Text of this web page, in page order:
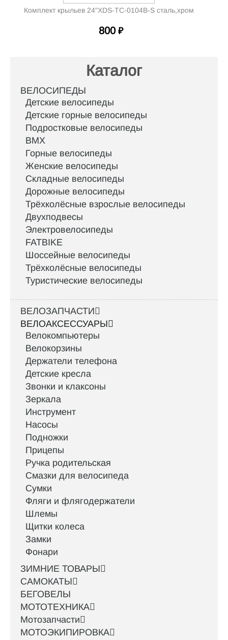
Комплект крыльев 24"XDS-TC-0104B-S сталь,хром
800 ₽
Каталог
ВЕЛОСИПЕДЫ
Детские велосипеды
Детские горные велосипеды
Подростковые велосипеды
BMX
Горные велосипеды
Женские велосипеды
Складные велосипеды
Дорожные велосипеды
Трёхколёсные взрослые велосипеды
Двухподвесы
Электровелосипеды
FATBIKE
Шоссейные велосипеды
Трёхколёсные велосипеды
Туристические велосипеды
ВЕЛОЗАПЧАСТИ
ВЕЛОАКСЕССУАРЫ
Велокомпьютеры
Велокорзины
Держатели телефона
Детские кресла
Звонки и клаксоны
Зеркала
Инструмент
Насосы
Подножки
Прицепы
Ручка родительская
Смазки для велосипеда
Сумки
Фляги и флягодержатели
Шлемы
Щитки колеса
Замки
Фонари
ЗИМНИЕ ТОВАРЫ
САМОКАТЫ
БЕГОВЕЛЫ
МОТОТЕХНИКА
Мотозапчасти
МОТОЭКИПИРОВКА